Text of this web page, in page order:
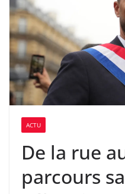
ACTU
De la rue
parcours